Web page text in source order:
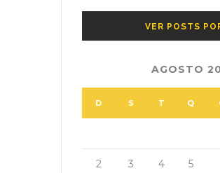
VER POSTS
AGOSTO
D S T Q
2 3 4 5